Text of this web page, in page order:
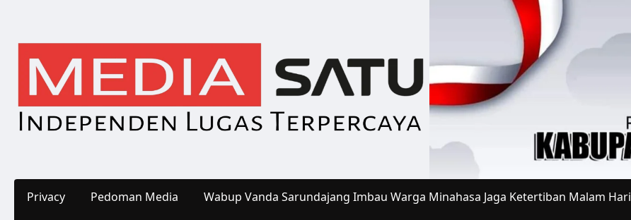
content
Privacy Pedoman Media Wabup Vanda Sarundajang Imbau Warga Minahasa Jaga Ketertiban Malam Hari